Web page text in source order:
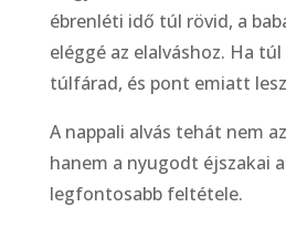
ébrenléti idő túl rövid, a
eléggé az elalváshoz. Ha
túlfárad, és pont emiatt
A nappali alvás tehát nem
hanem a nyugodt éjszakai
legfontosabb feltétele.